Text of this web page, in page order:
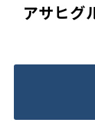
アサヒグ